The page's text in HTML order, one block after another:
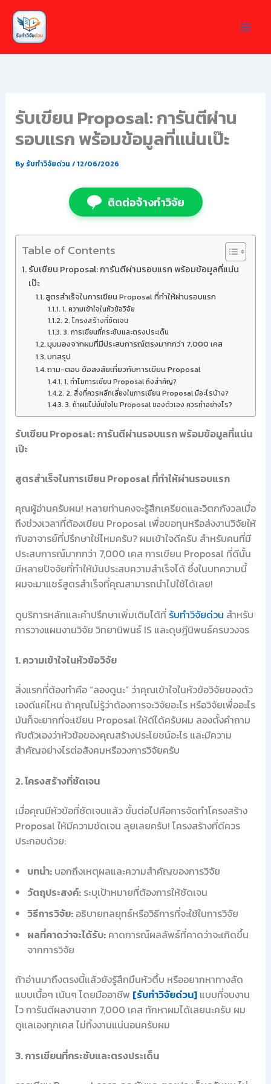
Skip
content
รับเขียน Proposal: การันตีผ่าน
รอบแรก พร้อมข้อมูลที่แน่นเป๊ะ
Byรับทำวิจัยด่วน /12/06/2026
ติดต่อจ้างทำวิจัย
Table of Contents
รับเขียน Proposal: การันตีผ่านรอบแรก พร้อมข้อมูลที่แน่น
เป๊ะ
สูตรสำเร็จในการเขียน Proposal ที่ทำให้ผ่านรอบแรก
1. ความเข้าใจในหัวข้อวิจัย
2. โครงสร้างที่ชัดเจน
3. การเขียนที่กระชับและตรงประเด็น
มุมมองจากผมที่มีประสบการณ์ตรงมากกว่า 7,000 เคส
บทสรุป
ถาม-ตอบ ข้อสงสัยเกี่ยวกับการเขียน Proposal
1. ทำไมการเขียน Proposal ถึงสำคัญ?
2. สิ่งที่ควรหลีกเลี่ยงในการเขียน Proposal มีอะไรบ้าง?
3. ถ้าผมไม่มั่นใจใน Proposal ของตัวเอง ควรทำอย่างไร?
รับเขียน Proposal: การันตีผ่านรอบแรก พร้อมข้อมูลที่แน่น
เป๊ะ
สูตรสำเร็จในการเขียน Proposal ที่ทำให้ผ่านรอบแรก
คุณผู้อ่านครับผม! หลายท่านคงจะรู้สึกเครียดและวิตกกังวลเมื่อ
ถึงช่วงเวลาที่ต้องเขียน Proposal เพื่อขอทุนหรือส่งงานวิจัยให้
กับอาจารย์ที่ปรึกษาใช่ไหมครับ? ผมเข้าใจดีครับ สำหรับคนที่มี
ประสบการณ์มากกว่า 7,000 เคส การเขียน Proposal ที่ดีนั้น
มีหลายปัจจัยที่ทำให้มันประสบความสำเร็จได้ ซึ่งในบทความนี้
ผมจะมาแชร์สูตรสำเร็จที่คุณสามารถนำไปใช้ได้เลย!
ดูบริการหลักและคำปรึกษาเพิ่มเติมได้ที่ รับทำวิจัยด่วน สำหรับ
การวางแผนงานวิจัย วิทยานิพนธ์ IS และดุษฎีนิพนธ์ครบวงจร
1. ความเข้าใจในหัวข้อวิจัย
สิ่งแรกที่ต้องทำคือ “ลองดูนะ” ว่าคุณเข้าใจในหัวข้อวิจัยของตัว
เองดีแค่ไหน ถ้าคุณไม่รู้ว่าต้องการจะวิจัยอะไร หรือวิจัยเพื่ออะไร
มันก็จะยากที่จะเขียน Proposal ให้ดีได้ครับผม ลองตั้งคำถาม
กับตัวเองว่าหัวข้อของคุณสร้างประโยชน์อะไร และมีความ
สำคัญอย่างไรต่อสังคมหรือวงการวิจัยครับ
2. โครงสร้างที่ชัดเจน
เมื่อคุณมีหัวข้อที่ชัดเจนแล้ว ขั้นต่อไปคือการจัดทำโครงสร้าง
Proposal ให้มีความชัดเจน ลุยเลยครับ! โครงสร้างที่ดีควร
ประกอบด้วย:
บทนำ:บอกถึงเหตุผลและความสำคัญของการวิจัย
วัตถุประสงค์:ระบุเป้าหมายที่ต้องการให้ชัดเจน
วิธีการวิจัย:อธิบายกลยุทธ์หรือวิธีการที่จะใช้ในการวิจัย
ผลที่คาดว่าจะได้รับ:คาดการณ์ผลลัพธ์ที่คาดว่าจะเกิดขึ้น
จากการวิจัย
ถ้าอ่านมาถึงตรงนี้แล้วยังรู้สึกมึนหัวตึ้บ หรืออยากหาทางลัด
แบบเนื้อๆ เน้นๆ โดยมืออาชีพ [รับทำวิจัยด่วน]แบบที่จบงาน
ไว การันตีผลงานจาก 7,000 เคส ทักหาผมได้เลยนะครับ ผม
ดูแลเองทุกเคส ไม่ทิ้งงานแน่นอนครับผม
3. การเขียนที่กระชับและตรงประเด็น